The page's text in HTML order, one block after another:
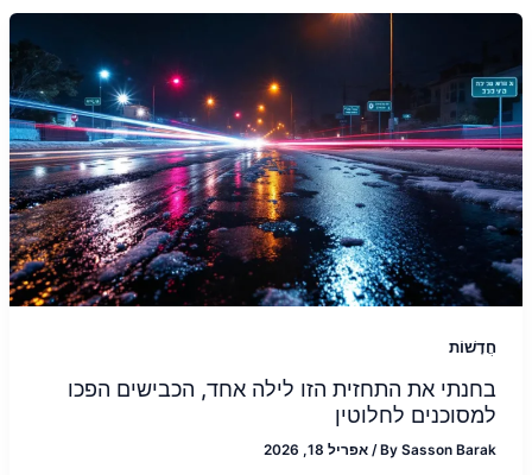
חֲדָשׁוֹת
בחנתי את התחזית הזו לילה אחד, הכבישים הפכו
למסוכנים לחלוטין
BySasson Barak
/ אפריל 18, 2026